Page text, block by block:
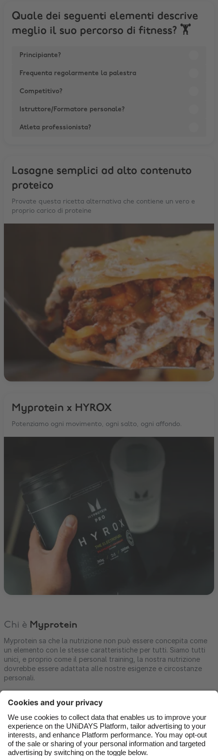
Quale dei seguenti elementi descrive
meglio il suo percorso di fitness? 🏋️
Principiante?
Frequenta regolarmente la palestra
Competitivo?
Istruttore/Formatore personale?
Atleta professionista?
Lasagne semplici ad alto contenuto
proteico
Provate questa ricetta alternativa che contiene un vero e
proprio carico di proteine
Myprotein x HYROX
Potenziamo ogni movimento, ogni salto, ogni affondo.
Chi è Myprotein
Myprotein sa che la nutrizione non può essere concepita come
un elemento con le stesse caratteristiche per tutti. Siamo tutti
unici, e proprio come il personal training, la nostra nutrizione
dovrebbe essere adattata alle nostre esigenze e circostanze
personali.
Contatti Aziende Stampa Lavora con noi